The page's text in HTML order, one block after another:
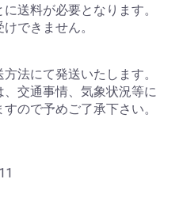
送料が必要となります。
できません。
法にて発送いたします。
交通事情、気象状況等に
ので予めご了承下さい。